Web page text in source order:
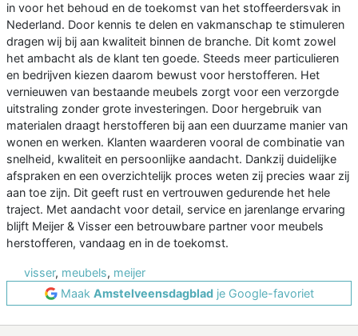
in voor het behoud en de toekomst van het stoffeerdersvak in
Nederland. Door kennis te delen en vakmanschap te stimuleren
dragen wij bij aan kwaliteit binnen de branche. Dit komt zowel
het ambacht als de klant ten goede. Steeds meer particulieren
en bedrijven kiezen daarom bewust voor herstofferen. Het
vernieuwen van bestaande meubels zorgt voor een verzorgde
uitstraling zonder grote investeringen. Door hergebruik van
materialen draagt herstofferen bij aan een duurzame manier van
wonen en werken. Klanten waarderen vooral de combinatie van
snelheid, kwaliteit en persoonlijke aandacht. Dankzij duidelijke
afspraken en een overzichtelijk proces weten zij precies waar zij
aan toe zijn. Dit geeft rust en vertrouwen gedurende het hele
traject. Met aandacht voor detail, service en jarenlange ervaring
blijft Meijer & Visser een betrouwbare partner voor meubels
herstofferen, vandaag en in de toekomst.
visser, meubels, meijer
Maak Amstelveensdagbladje Google-favoriet